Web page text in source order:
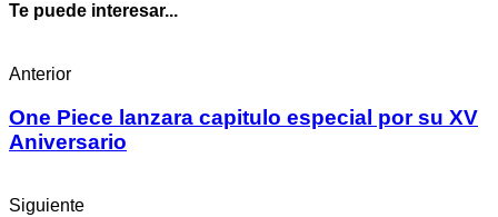
Te puede interesar...
Anterior
One Piece lanzara capitulo especial por su XV
Aniversario
Siguiente